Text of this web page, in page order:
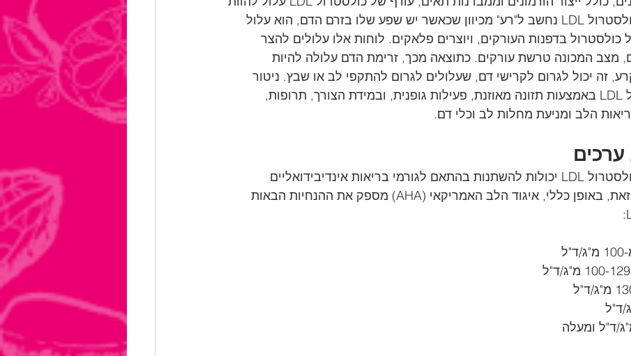
סיכונים בריאותיים. כולסטרול LDL נחשב ל"רע" מכיוון שכאשר יש שפע שלו בזרם הדם, הוא עלול
בדפנות העורקים, ויוצרים פלאקים. לוחות אלו עלולים להצר
מצב המכונה טרשת עורקים. כתוצאה מכך, זרימת הדם עלולה להיות
זה יכול לגרום לקרישי דם, שעלולים לגרום להתקפי לב או שבץ. ניטור
וניהול רמות כולסטרול LDL באמצעות תזונה מאוזנת, פעילות גופנית, ובמידת הצורך, תרופות,
הלב ומניעת מחלות לב וכלי דם.
הרמות המומלצות לכולסטרול LDL יכולות להשתנות בהתאם לגורמי בריאות אינדיבידואליים
והערכות סיכונים. עם זאת, באופן כללי, איגוד הלב האמריקאי (AHA) מספק את ההנחיות הבאות